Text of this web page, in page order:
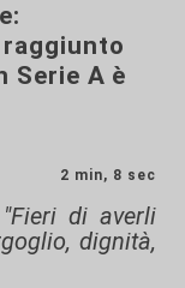
Serie A è
2 min, 8 sec
di averli
dignità,